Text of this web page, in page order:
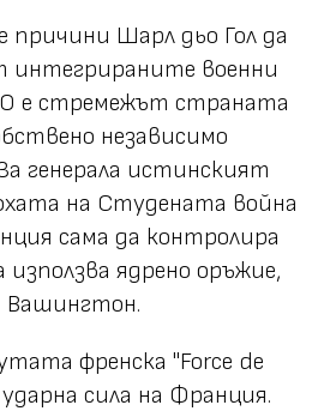
причини Шарл дьо Гол да
интегрираните военни
е стремежът страната
независимо
генерала истинският
на Студената война
сама да контролира
ядрено оръжие,
Вашингтон.
френска "Force de
сила на Франция.